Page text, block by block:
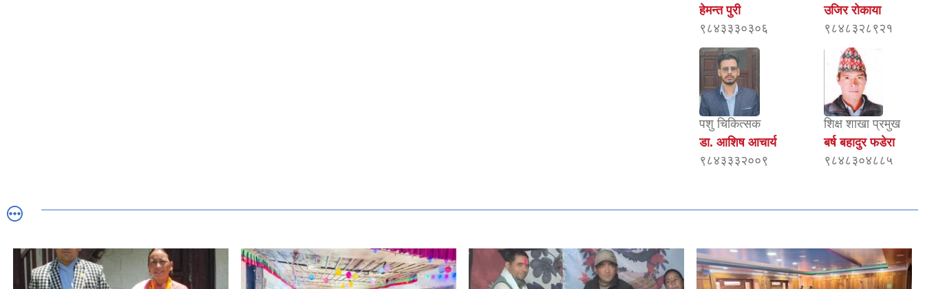
हेमन्त पुरी
९८४३३३०३०६
उजिर रोकाया
९८४८३२८९२१
पशु चिकित्सक
डा. आशिष आचार्य
९८४३३३२००९
शिक्ष शाखा प्रमुख
बर्ष बहादुर फडेरा
९८४८३०४८८५